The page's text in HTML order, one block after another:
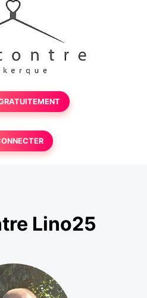
Lino25